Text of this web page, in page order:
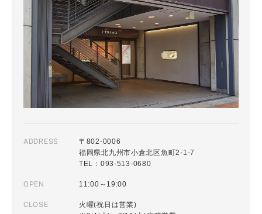
ADDRESS
〒802-0006
福岡県北九州市小倉北区魚町2-1-7
TEL：093-513-0680
OPEN 11:00～19:00
CLOSE
火曜(祝日は営業)